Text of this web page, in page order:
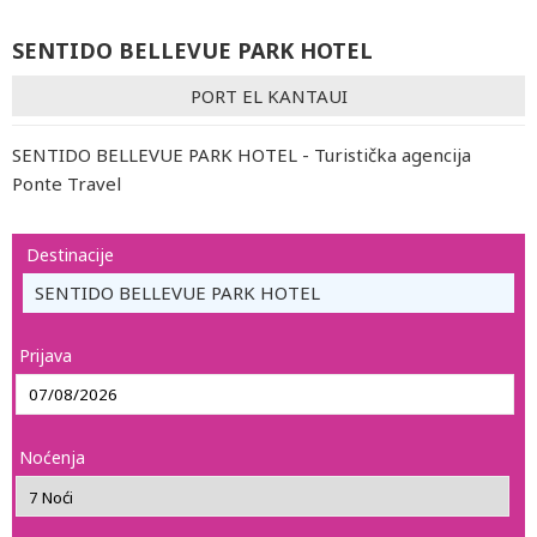
SENTIDO BELLEVUE PARK HOTEL
PORT EL KANTAUI
SENTIDO BELLEVUE PARK HOTEL - Turistička agencija
Ponte Travel
Destinacije
SENTIDO BELLEVUE PARK HOTEL
Prijava
Noćenja